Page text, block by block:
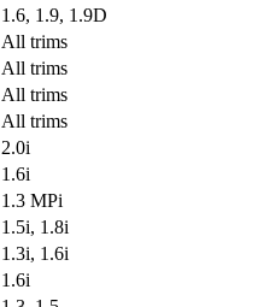
1.6, 1.9, 1.9D
All trims
All trims
All trims
All trims
2.0i
1.6i
1.3 MPi
1.5i, 1.8i
1.3i, 1.6i
1.6i